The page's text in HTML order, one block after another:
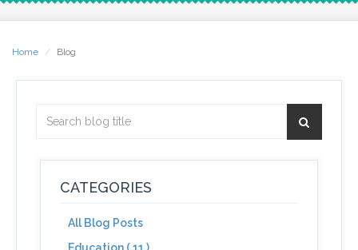
Home Blog
CATEGORIES
All Blog Posts